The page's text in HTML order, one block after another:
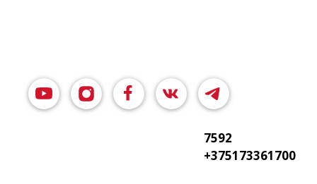
7592
+375173361700